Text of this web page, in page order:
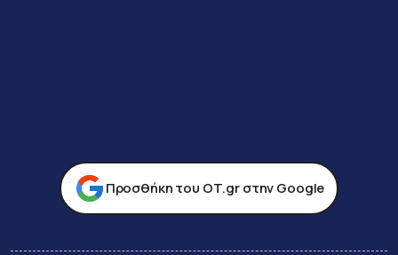
Προσθήκη του ΟΤ.gr στην Google